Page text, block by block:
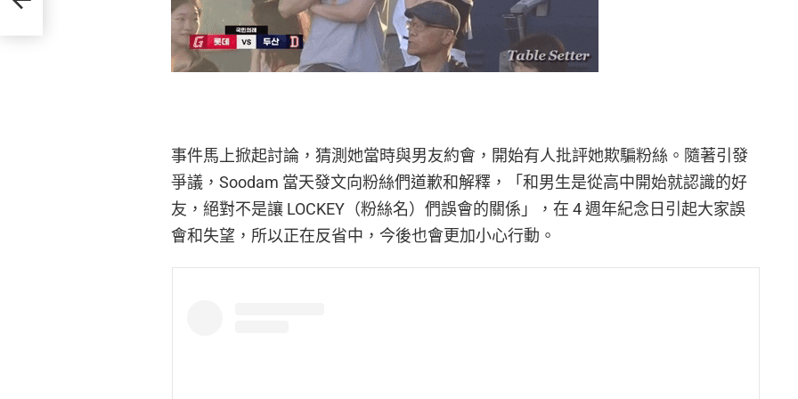
事件馬上掀起討論，猜測她當時與男友約會，開始有人批評她欺騙粉絲。隨著引發
爭議，Soodam 當天發文向粉絲們道歉和解釋，「和男生是從高中開始就認識的好
友，絕對不是讓 LOCKEY（粉絲名）們誤會的關係」，在 4 週年紀念日引起大家誤
會和失望，所以正在反省中，今後也會更加小心行動。